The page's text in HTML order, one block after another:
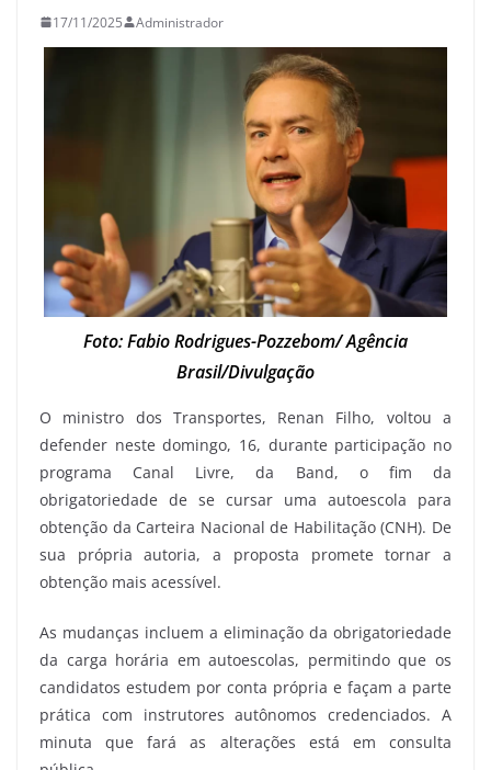
17/11/2025 Administrador
Foto: Fabio Rodrigues-Pozzebom/ Agência
Brasil/Divulgação
O ministro dos Transportes, Renan Filho, voltou a
defender neste domingo, 16, durante participação no
programa Canal Livre, da Band, o fim da
obrigatoriedade de se cursar uma autoescola para
obtenção da Carteira Nacional de Habilitação (CNH). De
sua própria autoria, a proposta promete tornar a
obtenção mais acessível.
As mudanças incluem a eliminação da obrigatoriedade
da carga horária em autoescolas, permitindo que os
candidatos estudem por conta própria e façam a parte
prática com instrutores autônomos credenciados. A
minuta que fará as alterações está em consulta